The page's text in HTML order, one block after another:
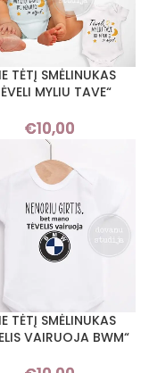
TĖTĮ SMĖLINUKAS
MYLIU TAVE“
€10,00
TĖTĮ SMĖLINUKAS
VAIRUOJA BWM“